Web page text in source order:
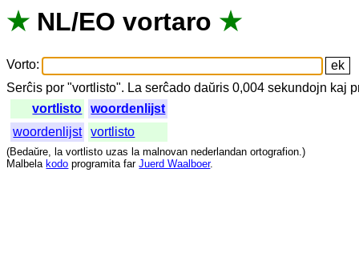
★ NL/EO vortaro ★
Vorto:
Serĉis por "vortlisto". La serĉado daŭris 0,004sekundojn kaj
vortlisto
woordenlijst
woordenlijst
vortlisto
(Bedaŭre, la vortlisto uzas la malnovan nederlandan ortografion.)
Malbela kodo programita far Juerd Waalboer.